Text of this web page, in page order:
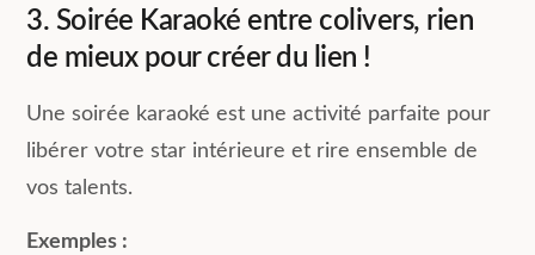
3. Soirée Karaoké entre colivers, rien
de mieux pour créer du lien !
Une soirée karaoké est une activité parfaite pour
libérer votre star intérieure et rire ensemble de
vos talents.
Exemples :